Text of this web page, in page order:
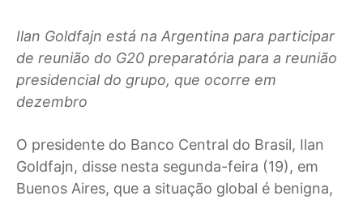
Ilan Goldfajn está na Argentina para participar
de reunião do G20 preparatória para a reunião
presidencial do grupo, que ocorre em
dezembro
O presidente do Banco Central do Brasil, Ilan
Goldfajn, disse nesta segunda-feira (19), em
Buenos Aires, que a situação global é benigna,